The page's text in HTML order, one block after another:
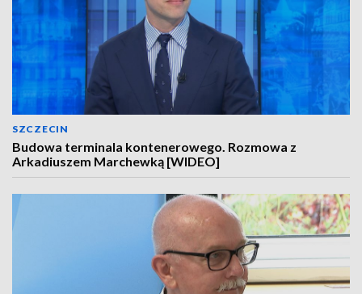
SZCZECIN
Budowa terminala kontenerowego. Rozmowa z
Arkadiuszem Marchewką [WIDEO]